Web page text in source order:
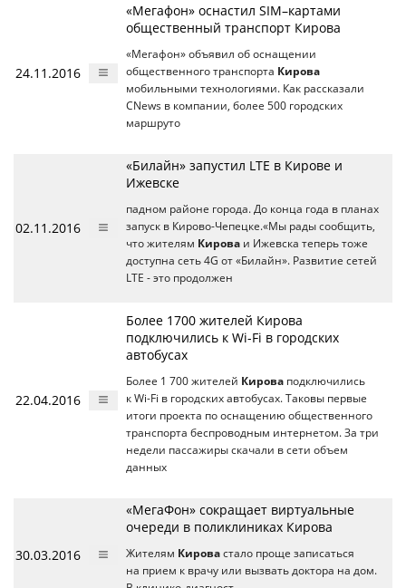
24.11.2016
«Мегафон» оснастил SIM–картами
общественный транспорт Кирова
«Мегафон» объявил об оснащении
общественного транспорта Кирова
мобильными технологиями. Как рассказали
CNews в компании, более 500 городских
маршруто
02.11.2016
«Билайн» запустил LTE в Кирове и
Ижевске
падном районе города. До конца года в планах
запуск в Кирово-Чепецке.«Мы рады сообщить,
что жителям Кирова и Ижевска теперь тоже
доступна сеть 4G от «Билайн». Развитие сетей
LTE - это продолжен
22.04.2016
Более 1700 жителей Кирова
подключились к Wi-Fi в городских
автобусах
Более 1 700 жителей Кирова подключились
к Wi-Fi в городских автобусах. Таковы первые
итоги проекта по оснащению общественного
транспорта беспроводным интернетом. За три
недели пассажиры скачали в сети объем
данных
30.03.2016
«МегаФон» сокращает виртуальные
очереди в поликлиниках Кирова
Жителям Кирова стало проще записаться
на прием к врачу или вызвать доктора на дом.